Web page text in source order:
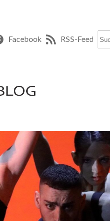
Facebook RSS-Feed